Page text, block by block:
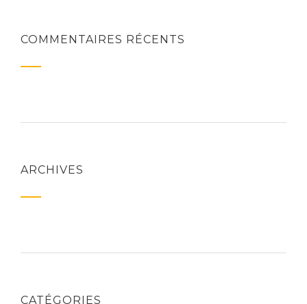
COMMENTAIRES RÉCENTS
ARCHIVES
CATÉGORIES